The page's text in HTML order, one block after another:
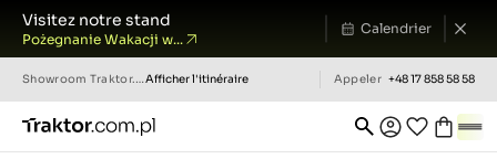
Visitez notre stand
Pożegnanie Wakacji w...
Calendrier
Showroom Traktor.com.pl Afficher l'itinéraire Appeler +48 17 858 58 58